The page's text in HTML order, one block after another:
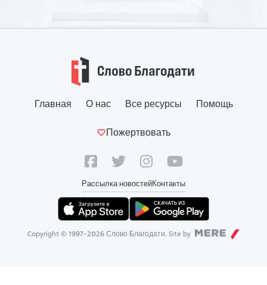
Главная О нас Все ресурсы Помощь
Пожертвовать
Рассылка новостейКонтакты
Copyright © 1997-2026 Слово Благодати. Site by